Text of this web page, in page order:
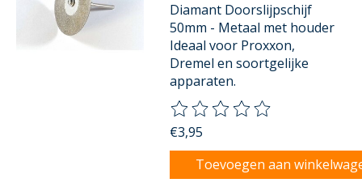
Diamant Doorslijpschijf
50mm - Metaal met houder
Ideaal voor Proxxon,
Dremel en soortgelijke
apparaten.
De beoordeling van dit
€3,95
Toevoegen aan